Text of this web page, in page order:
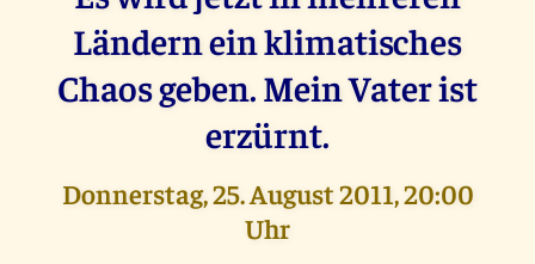
Ländern ein klimatisches
Chaos geben. Mein Vater ist
erzürnt.
Donnerstag, 25. August 2011, 20:00
Uhr